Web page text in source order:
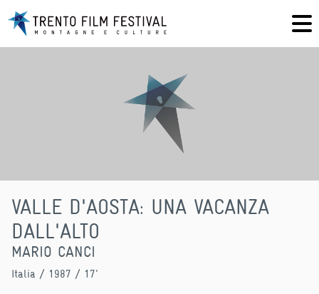
VALLE D'AOSTA: UNA VACANZA
DALL'ALTO
MARIO CANCI
Italia / 1987 / 17'